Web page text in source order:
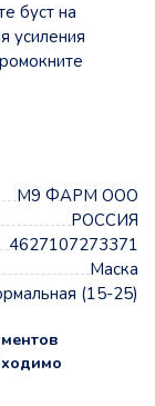
буст на
усиления
М9 ФАРМ ООО
РОССИЯ
4627107273371
Маска
(15-25)